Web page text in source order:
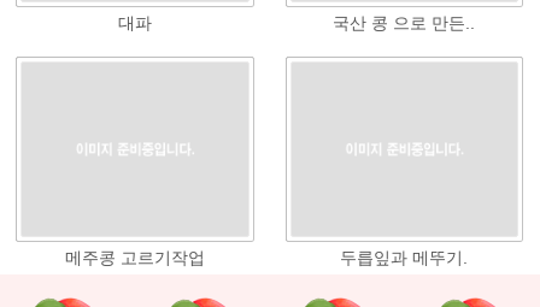
대파 국산 콩 으로 만든..
메주콩 고르기작업 두릅잎과 메뚜기.